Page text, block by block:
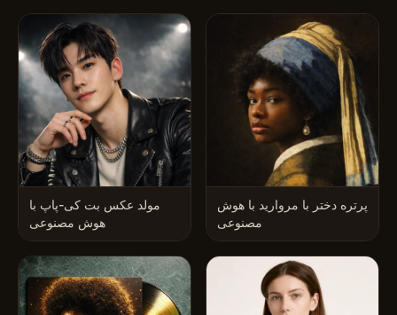
مولد عکس بت کی-پاپ با
هوش مصنوعی
پرتره دختر با مروارید با هوش
مصنوعی